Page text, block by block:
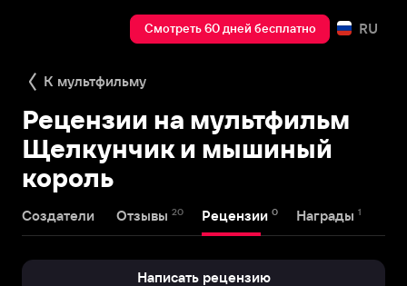
Смотреть 60 дней бесплатно RU
К мультфильму
Рецензии на мультфильм
Щелкунчик и мышиный
король
Создатели Отзывы 20 Рецензии 0 Награды 1
Написать рецензию